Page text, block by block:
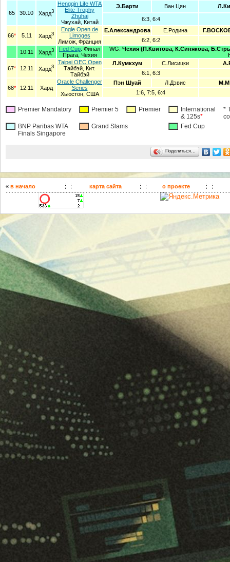
65 30.10 ХардЗ
Hengqin Life WTA
Elite Trophy
Zhuhai
Чжухай, Китай
Э.Барти Ван Цян
6:3, 6:4
66* 5.11 ХардЗ
Engie Open de
Limoges
Лимож, Франция
Е.Александрова Е.Родина
6:2, 6:2
10.11
ХардЗ Fed Cup . Финал
Прага, Чехия
WG: Чехия (П.Квитова, К.Синякова,
67* 12.11 ХардЗ
Taipei OEC Open
Тайбэй, Кит.
Тайбэй
Л.Кумкхум С.Лисицки
6:1, 6:3
68* 12.11 Хард
Oracle Challenger
Series
Хьюстон, США
Пэн Шуай Л.Дэвис
1:6, 7:5, 6:4
Premier Mandatory Premier 5 Premier
International
& 125s*
*
BNP Paribas WTA
Finals Singapore
Grand Slams Fed Cup
Поделиться…
« в начало карта сайта о проекте